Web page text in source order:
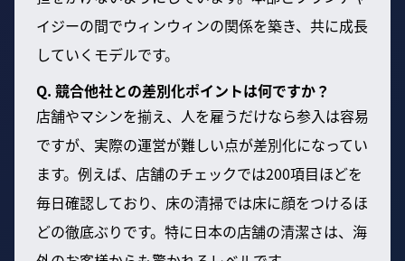
イジーの間でウィンウィンの関係を築き、共に成長
していくモデルです。
Q. 競合他社との差別化ポイントは何ですか？
店舗やマシンを揃え、人を雇うだけなら参入は容易
ですが、実際の運営が難しい点が差別化になってい
ます。例えば、店舗のチェックでは200項目ほどを
毎日確認しており、床の清掃では床に顔をつけるほ
どの徹底ぶりです。特に日本の店舗の清潔さは、海